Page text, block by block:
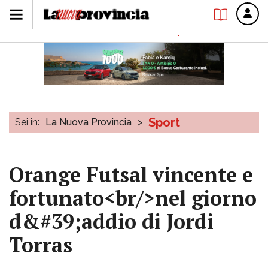
Sei in: La Nuova Provincia > Sport
Orange Futsal vincente e
fortunato<br/>nel giorno
d&#39;addio di Jordi
Torras